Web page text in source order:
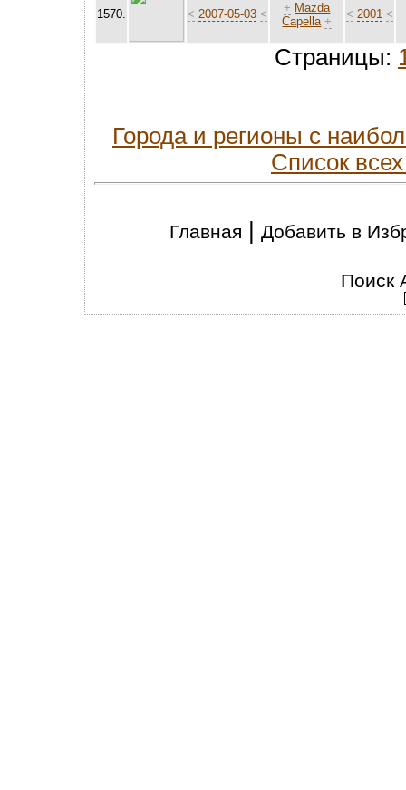
1570. < 2007-05-03 < + Mazda
Capella +
< 2001 <
Страницы:
Города и регионы с
Список
Главная | Добавить в
Поиск